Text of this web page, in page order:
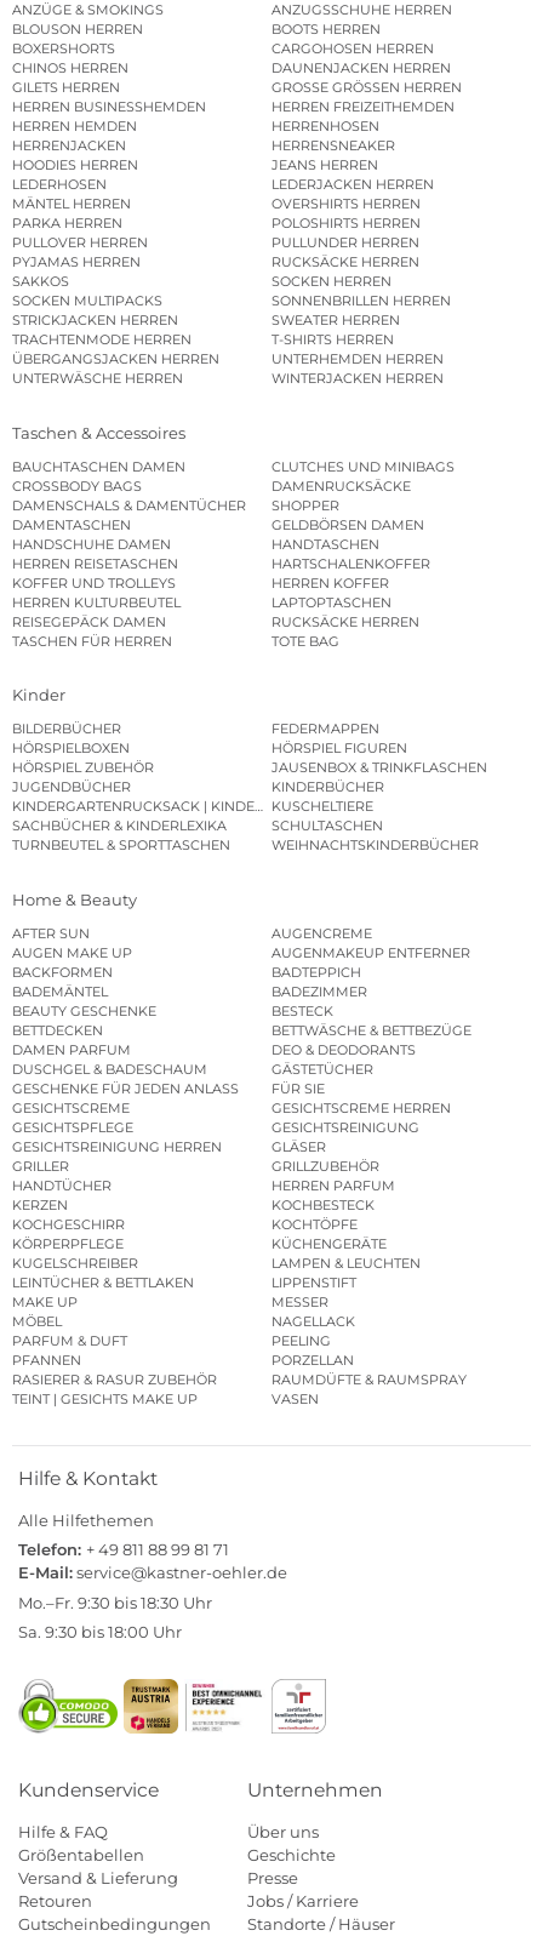
ANZÜGE & SMOKINGS
ANZUGSSCHUHE HERREN
BLOUSON HERREN
BOOTS HERREN
BOXERSHORTS
CARGOHOSEN HERREN
CHINOS HERREN
DAUNENJACKEN HERREN
GILETS HERREN
GROSSE GRÖSSEN HERREN
HERREN BUSINESSHEMDEN
HERREN FREIZEITHEMDEN
HERREN HEMDEN
HERRENHOSEN
HERRENJACKEN
HERRENSNEAKER
HOODIES HERREN
JEANS HERREN
LEDERHOSEN
LEDERJACKEN HERREN
MÄNTEL HERREN
OVERSHIRTS HERREN
PARKA HERREN
POLOSHIRTS HERREN
PULLOVER HERREN
PULLUNDER HERREN
PYJAMAS HERREN
RUCKSÄCKE HERREN
SAKKOS
SOCKEN HERREN
SOCKEN MULTIPACKS
SONNENBRILLEN HERREN
STRICKJACKEN HERREN
SWEATER HERREN
TRACHTENMODE HERREN
T-SHIRTS HERREN
ÜBERGANGSJACKEN HERREN
UNTERHEMDEN HERREN
UNTERWÄSCHE HERREN
WINTERJACKEN HERREN
Taschen & Accessoires
BAUCHTASCHEN DAMEN
CLUTCHES UND MINIBAGS
CROSSBODY BAGS
DAMENRUCKSÄCKE
DAMENSCHALS & DAMENTÜCHER
SHOPPER
DAMENTASCHEN
GELDBÖRSEN DAMEN
HANDSCHUHE DAMEN
HANDTASCHEN
HERREN REISETASCHEN
HARTSCHALENKOFFER
KOFFER UND TROLLEYS
HERREN KOFFER
HERREN KULTURBEUTEL
LAPTOPTASCHEN
REISEGEPÄCK DAMEN
RUCKSÄCKE HERREN
TASCHEN FÜR HERREN
TOTE BAG
Kinder
BILDERBÜCHER
FEDERMAPPEN
HÖRSPIELBOXEN
HÖRSPIEL FIGUREN
HÖRSPIEL ZUBEHÖR
JAUSENBOX & TRINKFLASCHEN
JUGENDBÜCHER
KINDERBÜCHER
KINDERGARTENRUCKSACK | KINDERGARTENBEUTEL
KUSCHELTIERE
SACHBÜCHER & KINDERLEXIKA
SCHULTASCHEN
TURNBEUTEL & SPORTTASCHEN
WEIHNACHTSKINDERBÜCHER
Home & Beauty
AFTER SUN
AUGENCREME
AUGEN MAKE UP
AUGENMAKEUP ENTFERNER
BACKFORMEN
BADTEPPICH
BADEMÄNTEL
BADEZIMMER
BEAUTY GESCHENKE
BESTECK
BETTDECKEN
BETTWÄSCHE & BETTBEZÜGE
DAMEN PARFUM
DEO & DEODORANTS
DUSCHGEL & BADESCHAUM
GÄSTETÜCHER
GESCHENKE FÜR JEDEN ANLASS
FÜR SIE
GESICHTSCREME
GESICHTSCREME HERREN
GESICHTSPFLEGE
GESICHTSREINIGUNG
GESICHTSREINIGUNG HERREN
GLÄSER
GRILLER
GRILLZUBEHÖR
HANDTÜCHER
HERREN PARFUM
KERZEN
KOCHBESTECK
KOCHGESCHIRR
KOCHTÖPFE
KÖRPERPFLEGE
KÜCHENGERÄTE
KUGELSCHREIBER
LAMPEN & LEUCHTEN
LEINTÜCHER & BETTLAKEN
LIPPENSTIFT
MAKE UP
MESSER
MÖBEL
NAGELLACK
PARFUM & DUFT
PEELING
PFANNEN
PORZELLAN
RASIERER & RASUR ZUBEHÖR
RAUMDÜFTE & RAUMSPRAY
TEINT | GESICHTS MAKE UP
VASEN
Hilfe & Kontakt
Alle Hilfethemen
Telefon: + 49 811 88 99 81 71
E-Mail:service@kastner-oehler.de
Mo.–Fr. 9:30 bis 18:30 Uhr
Sa. 9:30 bis 18:00 Uhr
Kundenservice
Hilfe & FAQ
Größentabellen
Versand & Lieferung
Retouren
Gutscheinbedingungen
Unternehmen
Über uns
Geschichte
Presse
Jobs / Karriere
Standorte / Häuser